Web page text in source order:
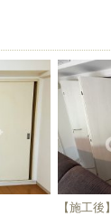
【施工後】